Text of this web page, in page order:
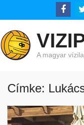
A magyar
Címke: